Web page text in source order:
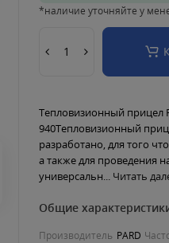
*наличие уточняйте у
Тепловизионный прицел
940Тепловизионный
разработано, для того
а также для проведения
универсальн... Читать
Общие
Производитель PARD